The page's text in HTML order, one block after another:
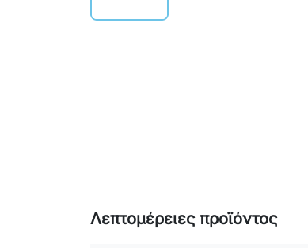
Λεπτομέρειες προϊόντος